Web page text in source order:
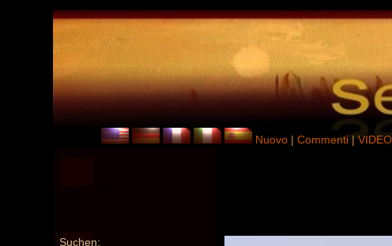
Nuovo| Commenti| VIDEO
Suchen: